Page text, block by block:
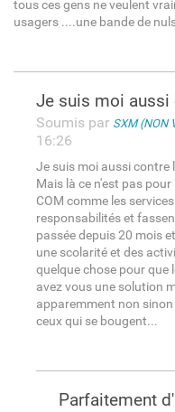
tous ces gens ne veulent
usagers ....une bande de
Je suis moi aussi
Soumis par SXM (NON
16:26
Je suis moi aussi contre
Mais là ce n'est pas
COM comme les
responsabilités et
passée depuis 20 mois
une scolarité et des
quelque chose pour que
avez vous une solution
apparemment non
ceux qui se bougent...
Parfaitement